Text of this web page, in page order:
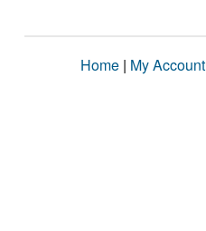
Home | My Account